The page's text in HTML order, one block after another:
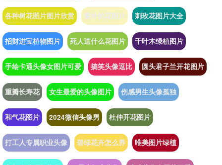
各种树花图片图片欣赏 窗外的花图片 刺玫花图片大全
招财进宝植物图片 死人送什么花图片 千叶木绿植图片
手绘卡通头像女图片可爱 搞笑头像逗比 圆头君子兰开花图片
重瓣长寿花 女生最爱的头像图片 伤感男生头像孤独
和气花图片 2024微信头像男 杜仲开花图片
打工人专属职业头像 碧绿花卉怎么养 唯美图片绿植